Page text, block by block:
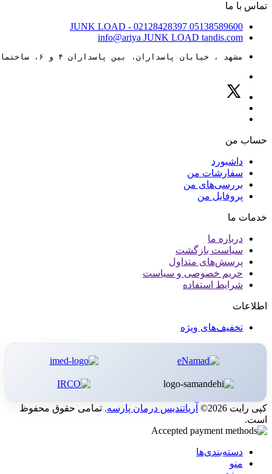
تماس با ما
05138589600
JUNK LOAD - 02128428397
info@ariya JUNK LOAD tandis.com
مشهد ، خیابان پاسداران، بین پاسداران ۴ و ۶، ساختمان ۸۸
حساب من
داشبورد
سفارشات من
بررسی‌های من
پروفایل من
خدمات ما
درباره ما
سیاست بازگشت
پرسش‌های متداول
حریم خصوصی و سیاست
شرایط استفاده
اطلاعات
تخفیف‌های ویژه
کپی رایت 2026© آریاتندیس درمان پارسه. تمامی حقوق محفوظ
است.
دسته‌بندی‌ها
منو